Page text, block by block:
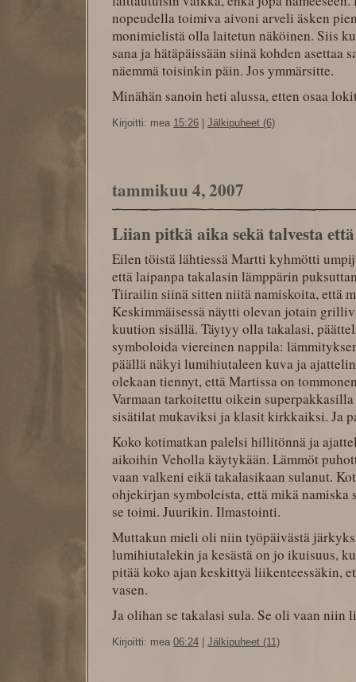
nopeudella toimiva aivoni arveli äsken
monimielistä olla laitetun näköinen. Siis
sana ja hätäpäissään siinä kohden
näemmä toisinkin päin. Jos ymmärsitte.
Minähän sanoin heti alussa, etten osaa
Kirjoitti: mea 15:26 Jälkipuheet (6)
tammikuu 4, 2007
Liian pitkä aika sekä talvesta että
Eilen töistä lähtiessä Martti kyhmötti
että laipanpa takalasin lämppärin
Tiirailin siinä sitten niitä namiskoita, että
Keskimmäisessä näytti olevan jotain
kuution sisällä. Täytyy olla takalasi,
symboloida viereinen nappila:
päällä näkyi lumihiutaleen kuva ja
olekaan tiennyt, että Martissa on
Varmaan tarkoitettu oikein
sisätilat mukaviksi ja klasit kirkkaiksi. Ja
Koko kotimatkan palelsi hillitönnä ja
aikoihin Veholla käytykään. Lämmöt
vaan valkeni eikä takalasikaan sulanut.
ohjekirjan symboleista, että mikä namiska
se toimi. Juurikin. Ilmastointi.
Muttakun mieli oli niin työpäivästä
lumihiutalekin ja kesästä on jo ikuisuus,
pitää koko ajan keskittyä liikenteessäkin,
vasen.
Ja olihan se takalasi sula. Se oli vaan niin
Kirjoitti: mea 06:24 | Jälkipuheet (11)